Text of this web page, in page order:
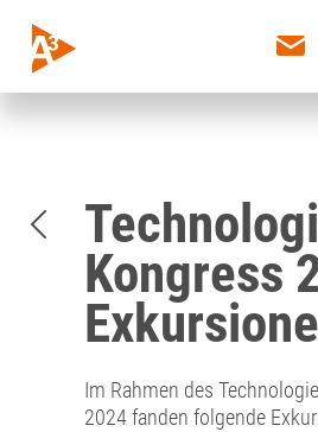
Kongress
Im Rahmen des
2024 fanden folgende